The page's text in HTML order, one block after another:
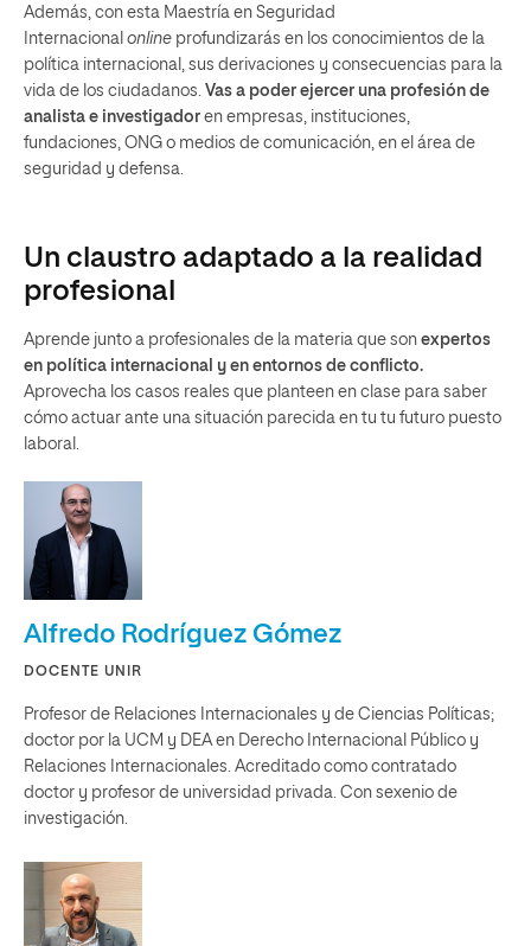
Además, con esta Maestría en Seguridad
Internacional online profundizarás en los conocimientos de la
política internacional, sus derivaciones y consecuencias para la
vida de los ciudadanos. Vas a poder ejercer una profesión de
analista e investigador en empresas, instituciones,
fundaciones, ONG o medios de comunicación, en el área de
seguridad y defensa.
Un claustro adaptado a la realidad
profesional
Aprende junto a profesionales de la materia que son expertos
en política internacional y en entornos de conflicto.
Aprovecha los casos reales que planteen en clase para saber
cómo actuar ante una situación parecida en tu tu futuro puesto
laboral.
Alfredo Rodríguez Gómez
DOCENTE UNIR
Profesor de Relaciones Internacionales y de Ciencias Políticas;
doctor por la UCM y DEA en Derecho Internacional Público y
Relaciones Internacionales. Acreditado como contratado
doctor y profesor de universidad privada. Con sexenio de
investigación.